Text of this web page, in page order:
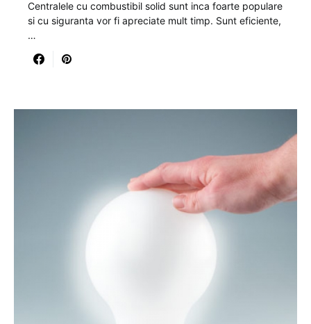
Centralele cu combustibil solid sunt inca foarte populare
si cu siguranta vor fi apreciate mult timp. Sunt eficiente,
…